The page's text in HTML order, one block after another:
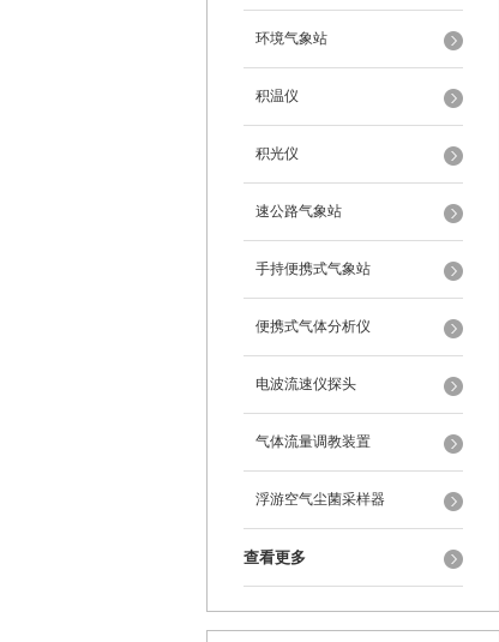
环境气象站
积温仪
积光仪
速公路气象站
手持便携式气象站
便携式气体分析仪
电波流速仪探头
气体流量调教装置
浮游空气尘菌采样器
查看更多